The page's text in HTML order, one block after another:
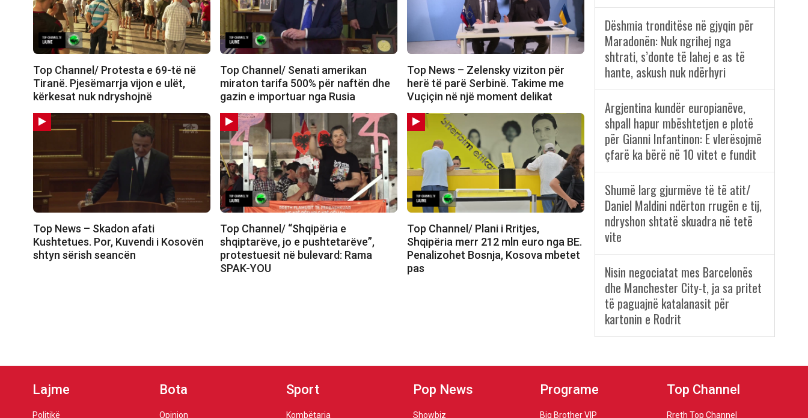
Top Channel/ Protesta e 69-të në
Tiranë. Pjesëmarrja vijon e ulët,
kërkesat nuk ndryshojnë
Top Channel/ Senati amerikan
miraton tarifa 500% për naftën dhe
gazin e importuar nga Rusia
Top News – Zelensky viziton për
herë të parë Serbinë. Takime me
Vuçiçin në një moment delikat
Top News – Skadon afati
Kushtetues. Por, Kuvendi i Kosovën
shtyn sërish seancën
Top Channel/ “Shqipëria e
shqiptarëve, jo e pushtetarëve”,
protestuesit në bulevard: Rama
SPAK-YOU
Top Channel/ Plani i Rritjes,
Shqipëria merr 212 mln euro nga BE.
Penalizohet Bosnja, Kosova mbetet
pas
Dëshmia tronditëse në gjyqin për
Maradonën: Nuk ngrihej nga
shtrati, s’donte të lahej e as të
hante, askush nuk ndërhyri
Argjentina kundër europianëve,
shpall hapur mbështetjen e plotë
për Gianni Infantinon: E vlerësojmë
çfarë ka bërë në 10 vitet e fundit
Shumë larg gjurmëve të të atit/
Daniel Maldini ndërton rrugën e tij,
ndryshon shtatë skuadra në tetë
vite
Nisin negociatat mes Barcelonës
dhe Manchester City-t, ja sa pritet
të paguajnë katalanasit për
kartonin e Rodrit
Lajme
Politikë
Bota
Opinion
Sport
Kombëtarja
Pop News
Showbiz
Programe
Big Brother VIP
Top Channel
Rreth Top Channel